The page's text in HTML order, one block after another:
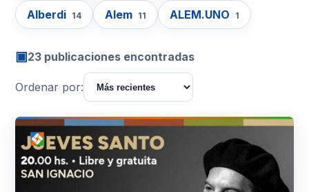
Alberdi 14 Alem 11 ALEM.UNO 1
▣23 publicaciones encontradas
Ordenar por: